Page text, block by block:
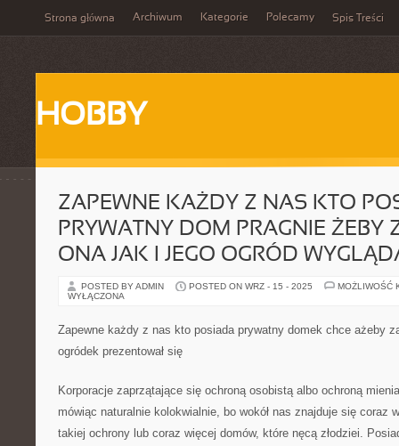
Strona główna Archiwum Kategorie Polecamy Spis Treści
HOBBY
ZAPEWNE KAŻDY Z NAS KTO
PRYWATNY DOM PRAGNIE ŻEBY
ONA JAK I JEGO OGRÓD
POSTED BY ADMIN POSTED ON WRZ - 15 - 2025
MOŻLIWOŚĆ
WYŁĄCZONA
Zapewne każdy z nas kto posiada prywatny domek chce ażeby
ogródek prezentował się
Korporacje zaprzątające się ochroną osobistą albo ochroną
mówiąc naturalnie kolokwialnie, bo wokół nas znajduje się coraz
takiej ochrony lub coraz więcej domów, które nęcą złodziei.